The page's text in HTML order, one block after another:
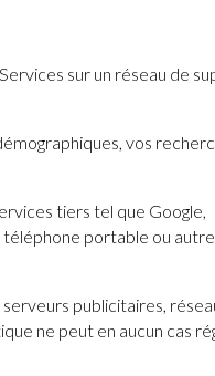
sur un réseau de
vos
tiers tel que Google,
portable ou
publicitaires,
ne peut en aucun cas